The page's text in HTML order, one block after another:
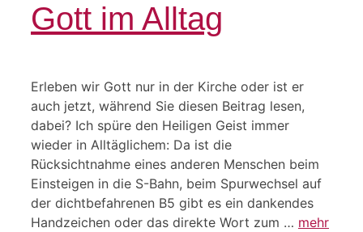
Gott im Alltag
Erleben wir Gott nur in der Kirche oder ist er
auch jetzt, während Sie diesen Beitrag lesen,
dabei? Ich spüre den Heiligen Geist immer
wieder in Alltäglichem: Da ist die
Rücksichtnahme eines anderen Menschen beim
Einsteigen in die S-Bahn, beim Spurwechsel auf
der dichtbefahrenen B5 gibt es ein dankendes
Handzeichen oder das direkte Wort zum … mehr